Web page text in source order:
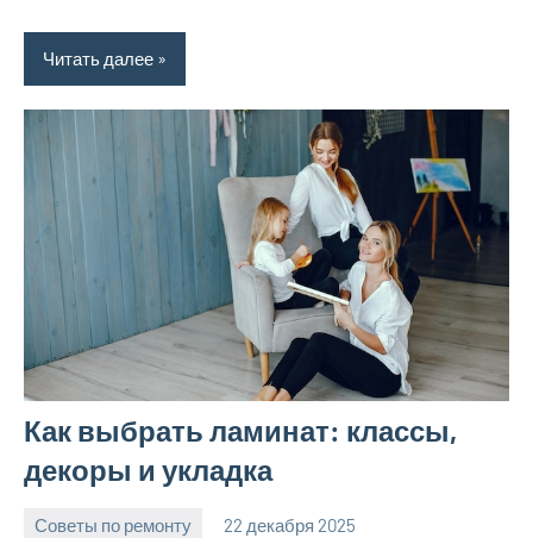
Читать далее
Как выбрать ламинат: классы,
декоры и укладка
Советы по ремонту 22 декабря 2025